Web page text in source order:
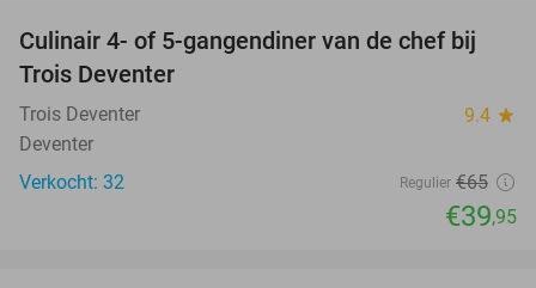
39%
Culinair 4- of 5-gangendiner van de chef bij
Trois Deventer
Trois Deventer 9.4 star
Deventer
Verkocht: 32
Regulier €65
€39,95